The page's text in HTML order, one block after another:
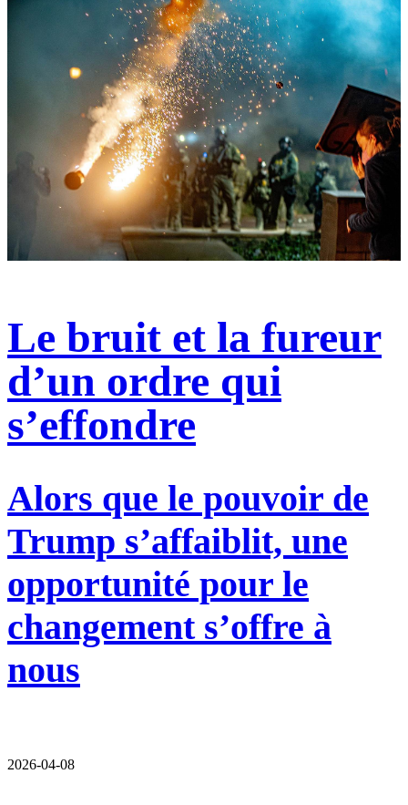
Le bruit et la fureur
d’un ordre qui
s’effondre
Alors que le pouvoir de
Trump s’affaiblit, une
opportunité pour le
changement s’offre à
nous
2026-04-08